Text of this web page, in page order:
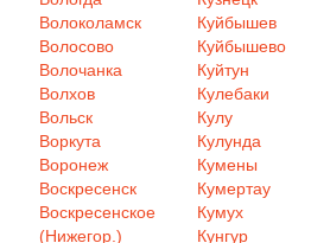
Волоколамск
Волосово
Волочанка
Волхов
Вольск
Воркута
Воронеж
Воскресенск
Воскресенское
(Нижегор.)
Куйбышев
Куйбышево
Куйтун
Кулебаки
Кулу
Кулунда
Кумены
Кумертау
Кумух
Кунгур